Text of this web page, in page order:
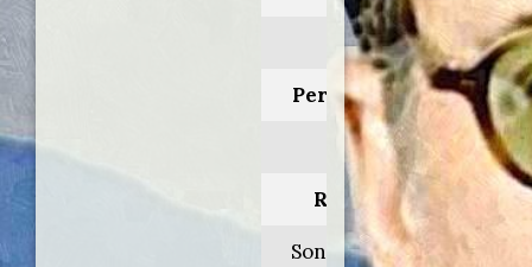
1990
Personaggio:
Stan
Regia di:
Sondra Locke